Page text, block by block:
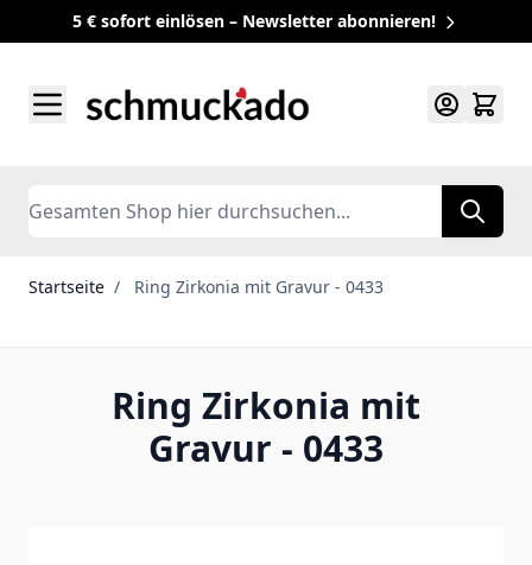
5 € sofort einlösen – Newsletter abonnieren!
Search
Startseite / Ring Zirkonia mit Gravur - 0433
Ring Zirkonia mit
Gravur - 0433